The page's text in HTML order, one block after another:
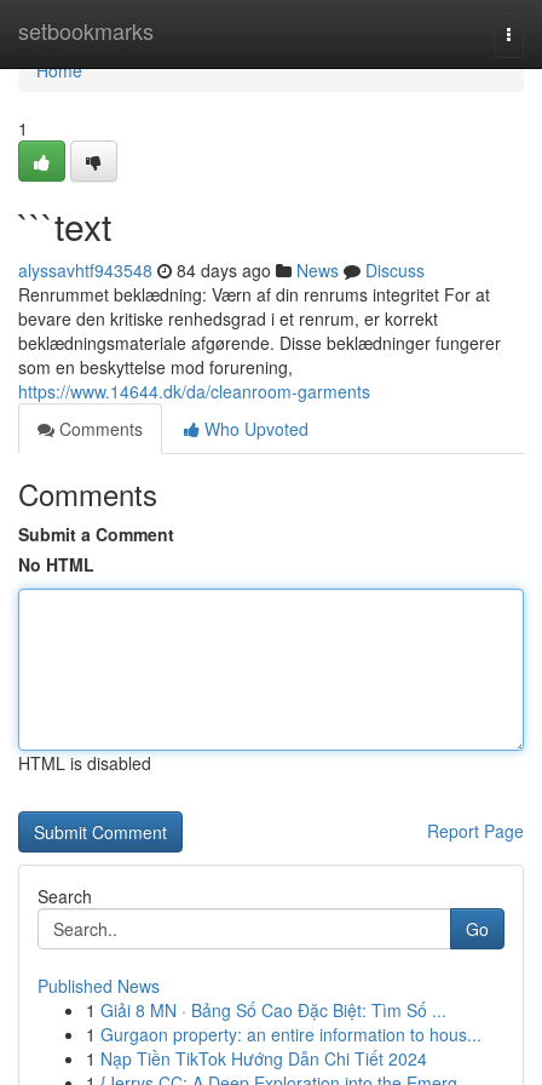
setbookmarks
Home
Home
1
```text
alyssavhtf943548 84 days ago News
Discuss
Renrummet beklædning: Værn af din renrums integritet For at
bevare den kritiske renhedsgrad i et renrum, er korrekt
beklædningsmateriale afgørende. Disse beklædninger fungerer
som en beskyttelse mod forurening,
https://www.14644.dk/da/cleanroom-garments
Comments
Who Upvoted
Comments
Submit a Comment
No HTML
HTML is disabled
Report Page
Search
Go
Published News
1 Giải 8 MN · Bảng Số Cao Đặc Biệt: Tìm Số ...
1 Gurgaon property: an entire information to hous...
1 Nạp Tiền TikTok Hướng Dẫn Chi Tiết 2024